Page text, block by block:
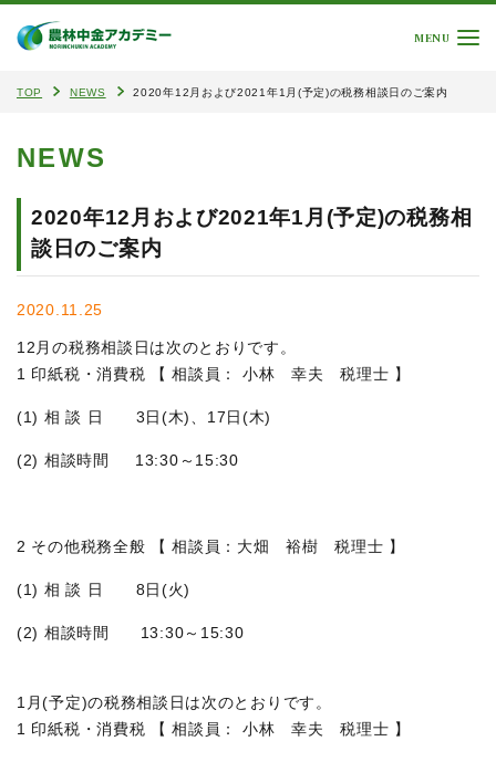
MENU
TOP NEWS 2020年12月および2021年1月(予定)の税務相談日のご案内
NEWS
2020年12月および2021年1月(予定)の税務相
談日のご案内
2020.11.25
12月の税務相談日は次のとおりです。
1 印紙税・消費税 【 相談員： 小林 幸夫 税理士 】
(1) 相 談 日 3日(木)、17日(木)
(2) 相談時間 13:30～15:30
2 その他税務全般 【 相談員：大畑 裕樹 税理士 】
(1) 相 談 日 8日(火)
(2) 相談時間 13:30～15:30
1月(予定)の税務相談日は次のとおりです。
1 印紙税・消費税 【 相談員： 小林 幸夫 税理士 】